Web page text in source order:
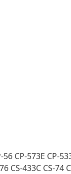
CP-573E CP-
CS-433C CS-